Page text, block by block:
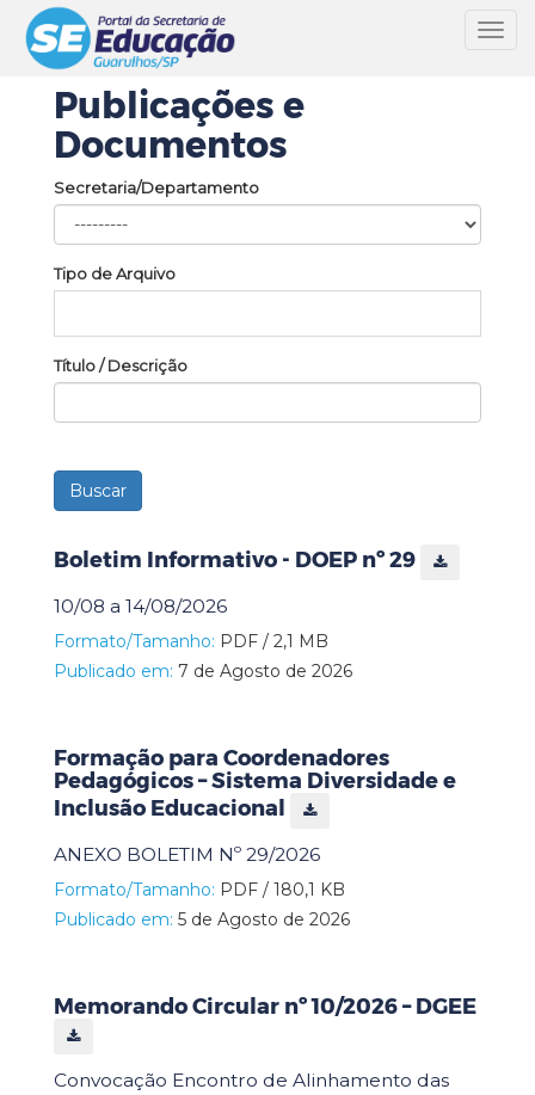
Publicações e
Documentos
Secretaria/Departamento
Tipo de Arquivo
Título / Descrição
Boletim Informativo - DOEP nº 29
10/08 a 14/08/2026
Formato/Tamanho: PDF / 2,1 MB
Publicado em: 7 de Agosto de 2026
Formação para Coordenadores
Pedagógicos – Sistema Diversidade e
Inclusão Educacional
ANEXO BOLETIM Nº 29/2026
Formato/Tamanho: PDF / 180,1 KB
Publicado em: 5 de Agosto de 2026
Memorando Circular nº 10/2026 – DGEE
Convocação Encontro de Alinhamento das